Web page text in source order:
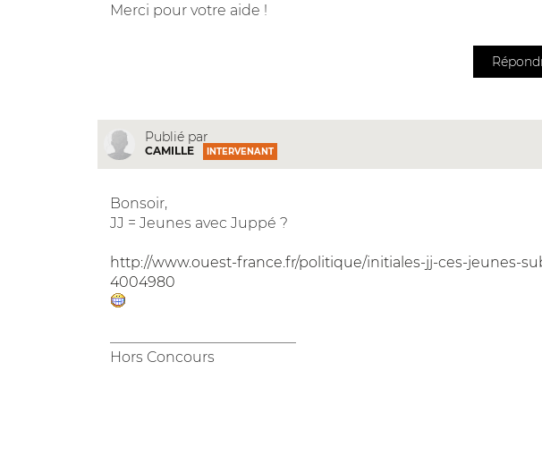
Merci pour votre aide !
Publié par
CAMILLE INTERVENANT
Bonsoir,
JJ = Jeunes avec Juppé ?
http://www.ouest-france.fr/politique/initiales-jj-ces-jeunes-
4004980
Hors Concours